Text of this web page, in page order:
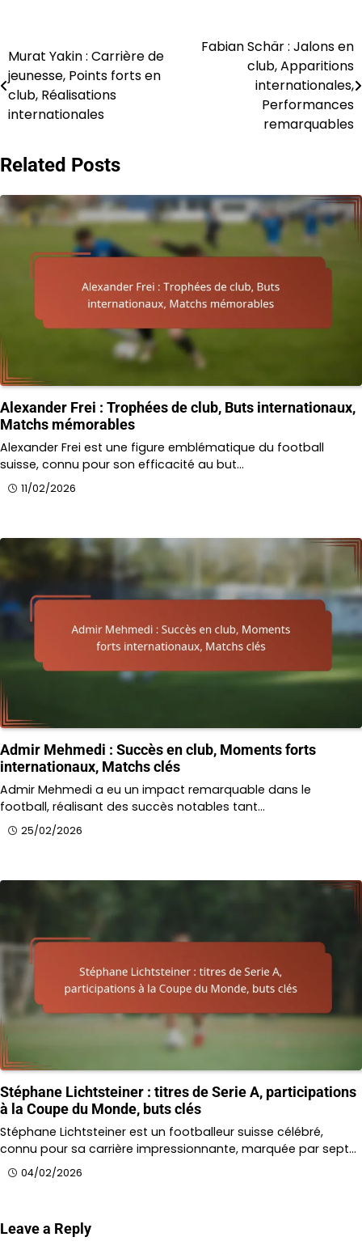
Post
navigation
Murat Yakin : Carrière de
jeunesse, Points forts en
club, Réalisations
internationales
Fabian Schär : Jalons en
club, Apparitions
internationales,
Performances
remarquables
Related Posts
Alexander Frei : Trophées de club, Buts internationaux,
Matchs mémorables
Alexander Frei est une figure emblématique du football
suisse, connu pour son efficacité au but…
11/02/2026
Admir Mehmedi : Succès en club, Moments forts
internationaux, Matchs clés
Admir Mehmedi a eu un impact remarquable dans le
football, réalisant des succès notables tant…
25/02/2026
Stéphane Lichtsteiner : titres de Serie A, participations
à la Coupe du Monde, buts clés
Stéphane Lichtsteiner est un footballeur suisse célébré,
connu pour sa carrière impressionnante, marquée par sept…
04/02/2026
Leave a Reply